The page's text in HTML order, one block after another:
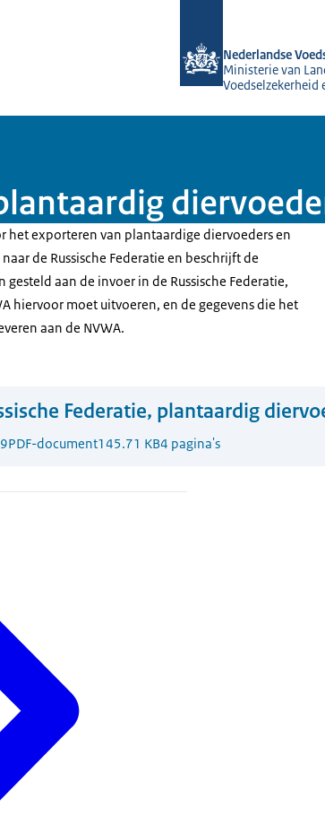
Nederlandse
Ministerie van
Voedselzekerheid
het exporteren van plantaardige diervoeders en
de Russische Federatie en beschrijft de
aan de invoer in de Russische Federatie,
hiervoor moet uitvoeren, en de gegevens die het
aan de NVWA.
Federatie, plantaardig
PDF-document145.71 KB4 pagina's